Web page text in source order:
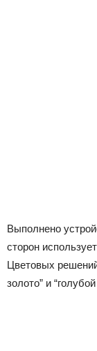
Выполнено
сторон
Цветовых
золото” и